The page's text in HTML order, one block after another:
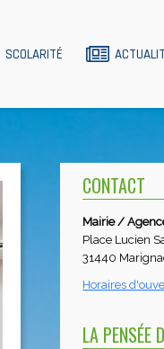
SCOLARITÉ
CONTACT
Mairie /
Place Lucien
31440
Horaires
LA PENSÉE